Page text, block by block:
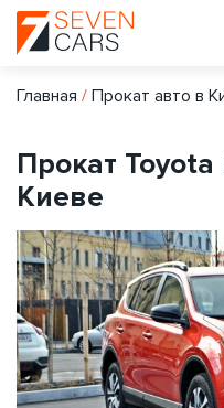
Главная / Прокат авто в
Прокат
Киеве